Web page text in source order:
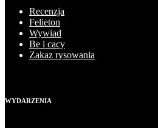
Recenzja
Felieton
Wywiad
Be i cacy
Zakaz rysowania
WYDARZENIA